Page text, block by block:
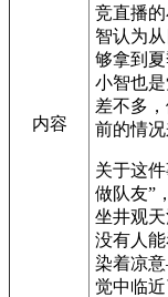
内容
竞直播
智认为
够拿到
小智也
差不多
前的情
关于这
做队友”
坐井观
没有人
染着凉
觉中临